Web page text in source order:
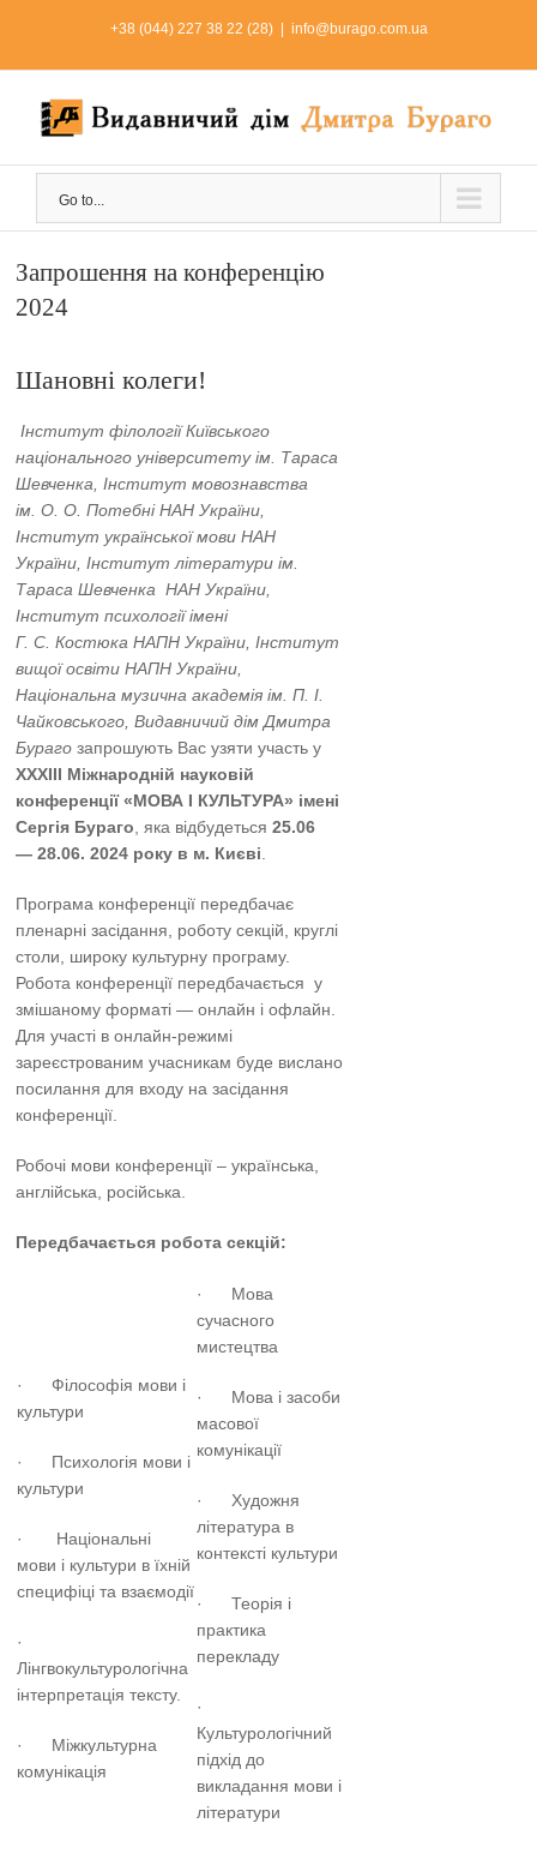
+38 (044) 227 38 22 (28) info@burago.com.ua
Go to...
Запрошення на конференцію
2024
Шановні колеги!
Інститут філології Київського
національного університету ім. Тараса
Шевченка, Інститут мовознавства
ім. О. О. Потебні НАН України,
Інститут української мови НАН
України, Інститут літератури ім.
Тараса Шевченка НАН України,
Інститут психології імені
Г. С. Костюка НАПН України, Інститут
вищої освіти НАПН України,
Національна музична академія ім. П. І.
Чайковського, Видавничий дім Дмитра
Бурагозапрошують Вас узяти участь у
ХXXІІІ Міжнародній науковій
конференції «МОВА І КУЛЬТУРА» імені
Сергія Бураго, яка відбудеться25.06
— 28.06. 2024 року в м. Києві.
Програма конференції передбачає
пленарні засідання, роботу секцій, круглі
столи, широку культурну програму.
Робота конференції передбачається у
змішаному форматі — онлайн і офлайн.
Для участі в онлайн-режимі
зареєстрованим учасникам буде вислано
посилання для входу на засідання
конференції.
Робочі мови конференції – українська,
англійська, російська.
Передбачається робота секцій:
· Філософія мови і
культури
· Психологія мови і
культури
· Національні
мови і культури в їхній
специфіці та взаємодії
·
Лінгвокультурологічна
інтерпретація тексту.
· Міжкультурна
комунікація
· Мова
сучасного
мистецтва
· Мова і засоби
масової
комунікації
· Художня
література в
контексті культури
· Теорія і
практика
перекладу
·
Культурологічний
підхід до
викладання мови і
літератури